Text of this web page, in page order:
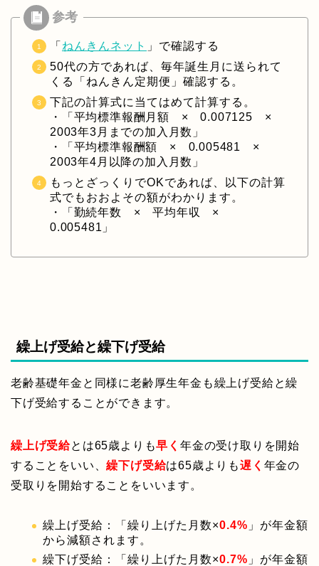
「 ねんきんネット 」で確認する
50代の方であれば、毎年誕生月に送られて
くる「ねんきん定期便」確認する。
下記の計算式に当てはめて計算する。
・「平均標準報酬月額 × 0.007125 ×
2003年3月までの加入月数」
・「平均標準報酬額 × 0.005481 ×
2003年4月以降の加入月数」
もっとざっくりでOKであれば、以下の計算
式でもおおよその額がわかります。
・「勤続年数 × 平均年収 ×
0.005481」
繰上げ受給と繰下げ受給
老齢基礎年金と同様に老齢厚生年金も繰上げ受給と繰
下げ受給することができます。
繰上げ受給とは65歳よりも早く年金の受け取りを開始
することをいい、繰下げ受給は65歳よりも遅く 年金の
受取りを開始することをいいます。
繰上げ受給：「繰り上げた月数×0.4% 」が年金額
から減額されます。
繰下げ受給：「繰り上げた月数×0.7% 」が年金額